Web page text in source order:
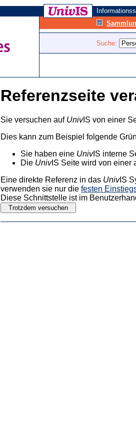
Suche:
Referenzseite
Sie versuchen auf UnivIS von einer
Dies kann zum Beispiel folgende
Sie haben eine UnivIS interne
Die UnivIS Seite wird von einer
Eine direkte Referenz in das UnivIS
verwenden sie nur die festen
Diese Schnittstelle ist im